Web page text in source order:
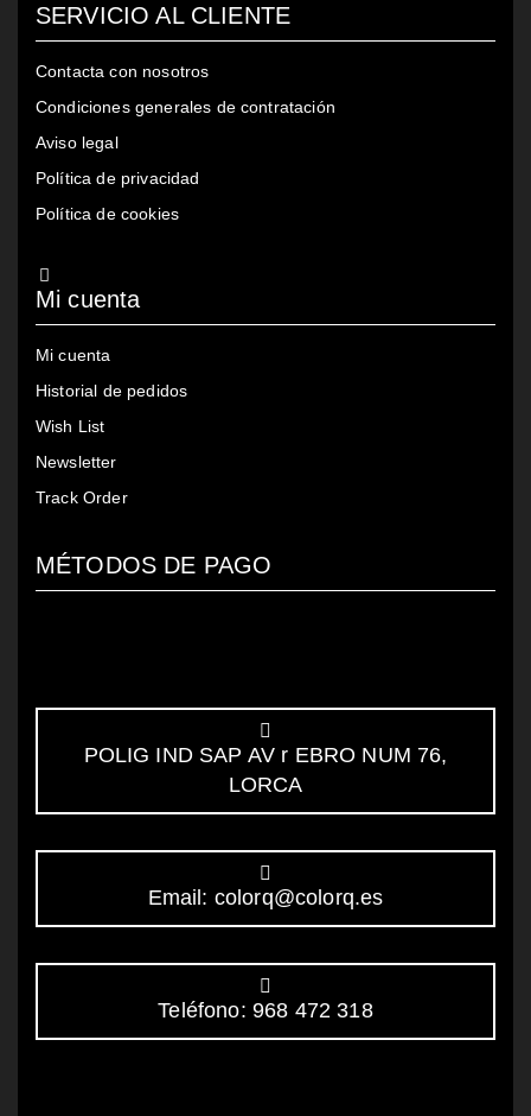
SERVICIO AL CLIENTE
Contacta con nosotros
Condiciones generales de contratación
Aviso legal
Política de privacidad
Política de cookies
Mi cuenta
Mi cuenta
Historial de pedidos
Wish List
Newsletter
Track Order
MÉTODOS DE PAGO
POLIG IND SAP AV r EBRO NUM 76,
LORCA
Email: colorq@colorq.es
Teléfono: 968 472 318